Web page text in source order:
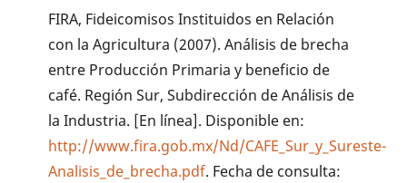
FIRA, Fideicomisos Instituidos en Relación
con la Agricultura (2007). Análisis de brecha
entre Producción Primaria y beneficio de
café. Región Sur, Subdirección de Análisis de
la Industria. [En línea]. Disponible en:
http://www.fira.gob.mx/Nd/CAFE_Sur_y_Sureste-
Analisis_de_brecha.pdf. Fecha de consulta: